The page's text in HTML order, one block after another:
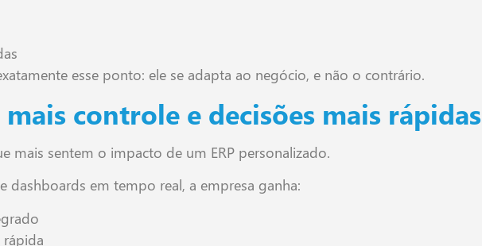
esse ponto: ele se adapta ao negócio, e não o contrário.
controle e decisões mais rápidas
mais sentem o impacto de um ERP personalizado.
dashboards em tempo real, a empresa ganha:
rápida